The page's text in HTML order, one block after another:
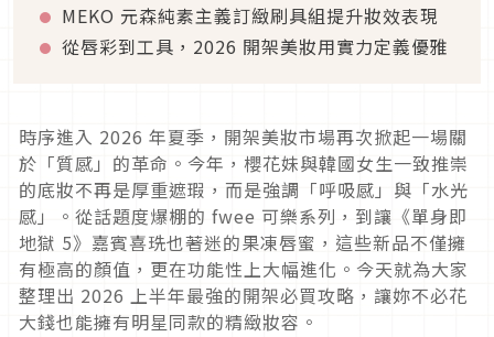
MEKO 元森純素主義訂緻刷具組提升妝效表現
從唇彩到工具，2026 開架美妝用實力定義優雅
時序進入 2026 年夏季，開架美妝市場再次掀起一場關
於「質感」的革命。今年，櫻花妹與韓國女生一致推崇
的底妝不再是厚重遮瑕，而是強調「呼吸感」與「水光
感」。從話題度爆棚的 fwee 可樂系列，到讓《單身即
地獄 5》嘉賓喜珗也著迷的果凍唇蜜，這些新品不僅擁
有極高的顏值，更在功能性上大幅進化。今天就為大家
整理出 2026 上半年最強的開架必買攻略，讓妳不必花
大錢也能擁有明星同款的精緻妝容。